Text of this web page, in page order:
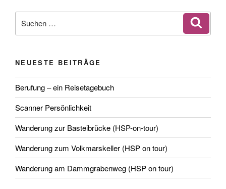
NWTA,
Komfortzone,
Potsdam“
nach:
NEUESTE BEITRÄGE
Berufung – ein Reisetagebuch
Scanner Persönlichkeit
Wanderung zur Basteibrücke (HSP-on-tour)
Wanderung zum Volkmarskeller (HSP on tour)
Wanderung am Dammgrabenweg (HSP on tour)